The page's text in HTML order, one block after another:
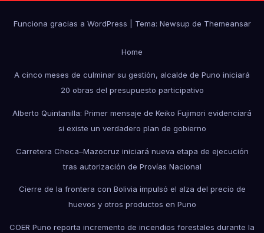
Funciona gracias a WordPress Tema: Newsup de Themeansar
Home
A cinco meses de culminar su gestión, alcalde de Puno iniciará
20 obras del presupuesto participativo
Alberto Quintanilla: Primer mensaje de Keiko Fujimori evidenciará
si existe un verdadero plan de gobierno
Carretera Checa–Mazocruz iniciará nueva etapa de ejecución
tras autorización de Provías Nacional
Cierre de la frontera con Bolivia impulsó el alza del precio de
huevos y otros productos en Puno
COER Puno reporta incremento de incendios forestales durante la